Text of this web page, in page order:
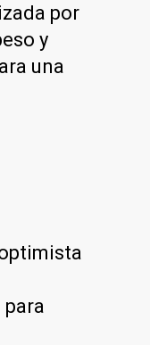
por
y
una